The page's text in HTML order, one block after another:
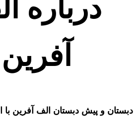
درباره
آفرین
دبستان و پیش دبستان الف آفرین با